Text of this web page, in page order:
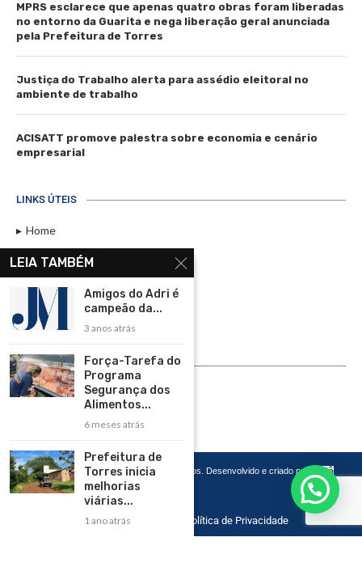
MPRS esclarece que apenas quatro obras foram liberadas
no entorno da Guarita e nega liberação geral anunciada
pela Prefeitura de Torres
Justiça do Trabalho alerta para assédio eleitoral no
ambiente de trabalho
ACISATT promove palestra sobre economia e cenário
empresarial
LINKS ÚTEIS
Home
Assinar
Contato
Política de Privacidade
Rádio Maristela - Ao Vivo
ASSINE
Copyright 2026 – Todos os Direitos Reservados. Desenvolvido e criado por
Cadô
Agência de Marketing
Home Contato Política de Privacidade
LEIA TAMBÉM
Amigos do Adri é
campeão da...
3 anos atrás
Força-Tarefa do
Programa
Segurança dos
Alimentos...
6 meses atrás
Prefeitura de
Torres inicia
melhorias
viárias...
1 ano atrás